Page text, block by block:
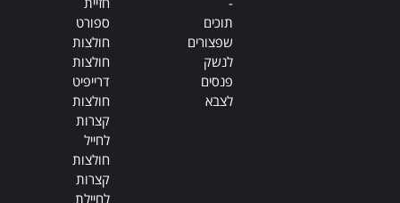
תוכים
שפצורים
לנשק
פנסים
לצבא
ספורט
חולצות
חולצות
דרייפיט
חולצות
קצרות
לחייל
חולצות
קצרות
לחיילת